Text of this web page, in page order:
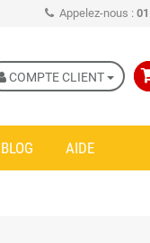
Appelez-nous :
COMPTE CLIENT
BLOG AIDE